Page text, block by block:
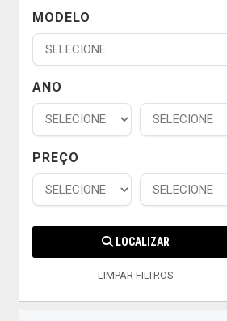
MODELO
ANO
PREÇO
LOCALIZAR
LIMPAR FILTROS